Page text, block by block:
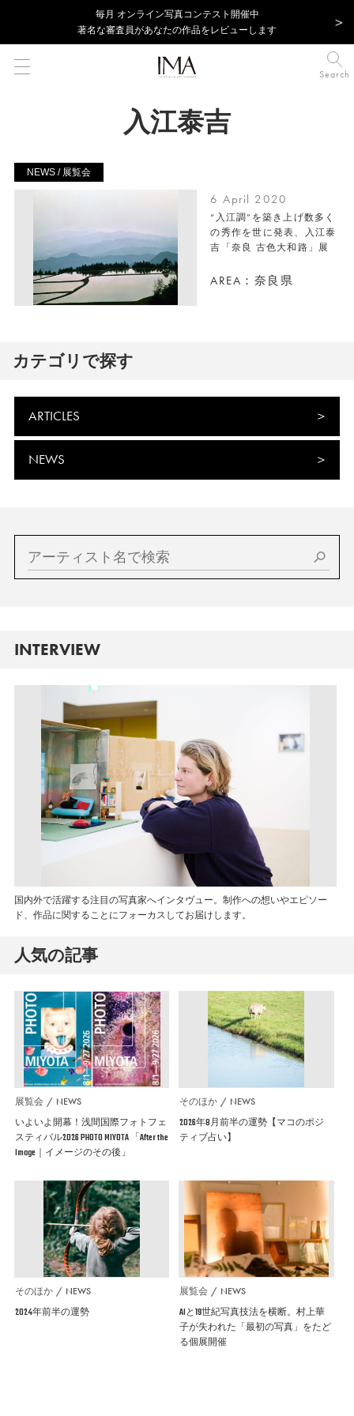
毎⽉ オンライン写真コンテスト開催中
著名な審査員があなたの作品をレビューします
Search
入江泰吉
NEWS / 展覧会
6 April 2020
“入江調”を築き上げ数多く
の秀作を世に発表、入江泰
吉「奈良 古色大和路」展
AREA：奈良県
カテゴリで探す
ARTICLES
NEWS
INTERVIEW
国内外で活躍する注目の写真家へインタヴュー。制作への想いやエピソー
ド、作品に関することにフォーカスしてお届けします。
人気の記事
展覧会 NEWS
いよいよ開幕！浅間国際フォトフェ
スティバル2026 PHOTO MIYOTA 「After the
Image｜イメージのその後」
そのほか NEWS
2026年8月前半の運勢【マコのポジ
ティブ占い】
そのほか NEWS
2024年前半の運勢
展覧会 NEWS
AIと19世紀写真技法を横断。村上華
子が失われた「最初の写真」をたど
る個展開催